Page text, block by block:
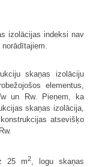
izolācijas indeksi nav
norādītajiem.
skaņas izolāciju
elementus,
un Rw. Pieņem, ka
skaņas izolācija,
atsevišķo
25 m2, logu skaņas